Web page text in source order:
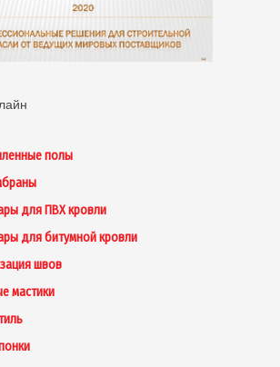
полы
для ПВХ кровли
для битумной кровли
швов
мастики